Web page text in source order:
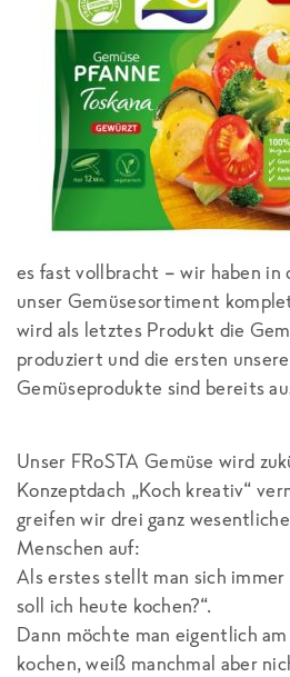
es fast vollbracht – wir haben
unser Gemüsesortiment
wird als letztes Produkt die
produziert und die ersten
Gemüseprodukte sind bereits
Unser FRoSTA Gemüse wird
Konzeptdach „Koch kreativ“
greifen wir drei ganz
Menschen auf:
Als erstes stellt man sich immer
soll ich heute kochen?“.
Dann möchte man eigentlich
kochen, weiß manchmal aber